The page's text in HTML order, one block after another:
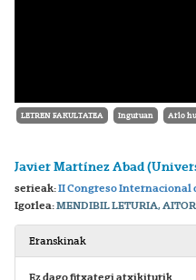
LETREN FAKULTATEA Inguruan Arlo
Javier Martínez Abad
serieak:II Congreso Internacional
Igorlea:MENDIBIL LETURIA, AITOR
Eranskinak